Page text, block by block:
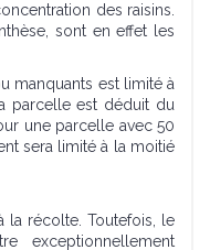
des raisins.
sont en effet les
manquants est limité à
parcelle est déduit du
une parcelle avec 50
sera limité à la moitié
la récolte. Toutefois, le
exceptionnellement